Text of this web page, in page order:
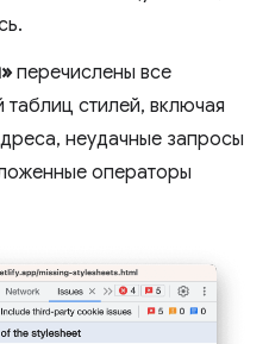
перечислены все
стилей, включая
неудачные запросы
операторы